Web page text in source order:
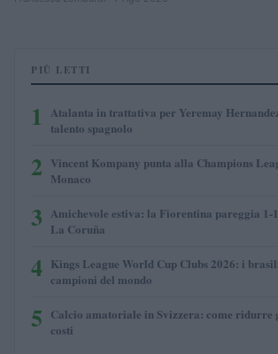
PIÙ LETTI
1
Atalanta in trattativa per Yeremay
talento spagnolo
2 Vincent Kompany punta alla Champions
Monaco
3 Amichevole estiva: la Fiorentina pareggia 1-
La Coruña
4 Kings League World Cup Clubs 2026: i
campioni del mondo
5 Calcio amatoriale in Svizzera: come ridurre
costi